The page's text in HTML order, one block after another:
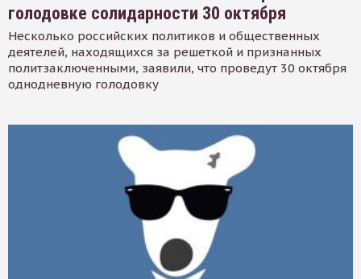
голодовке солидарности 30 октября
Несколько российских политиков и общественных
деятелей, находящихся за решеткой и признанных
политзаключенными, заявили, что проведут 30 октября
однодневную голодовку